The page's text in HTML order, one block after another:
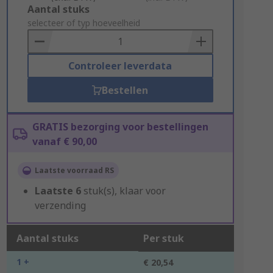
Add
to
Basket
Aantal stuks
selecteer of typ hoeveelheid
Controleer leverdata
Bestellen
GRATIS bezorging voor bestellingen
vanaf € 90,00
Laatste voorraad RS
Laatste 6 stuk(s), klaar voor
verzending
Aantal stuks Per stuk
1 + € 20,54